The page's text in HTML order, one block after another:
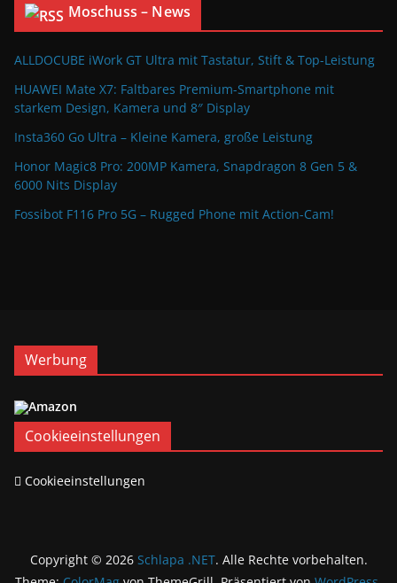
Moschuss – News
ALLDOCUBE iWork GT Ultra mit Tastatur, Stift & Top-Leistung
HUAWEI Mate X7: Faltbares Premium-Smartphone mit
starkem Design, Kamera und 8″ Display
Insta360 Go Ultra – Kleine Kamera, große Leistung
Honor Magic8 Pro: 200MP Kamera, Snapdragon 8 Gen 5 &
6000 Nits Display
Fossibot F116 Pro 5G – Rugged Phone mit Action-Cam!
Werbung
Cookieeinstellungen
Cookieeinstellungen
Copyright © 2026 Schlapa .NET. Alle Rechte vorbehalten.